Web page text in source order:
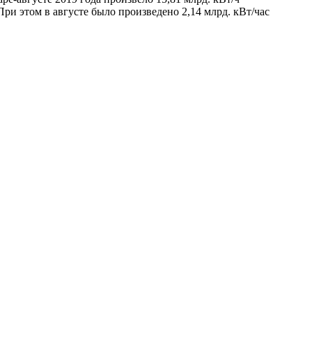
этом в августе было произведено 2,14 млрд. кBт/час